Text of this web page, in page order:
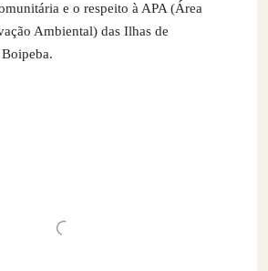
e o respeito à APA (Área
Ambiental) das Ilhas de